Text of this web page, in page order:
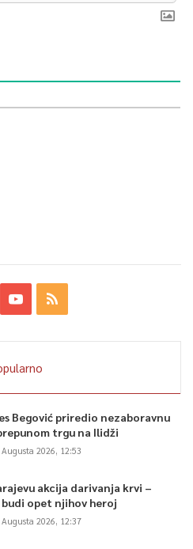
Begović priredio nezaboravnu
trgu na Ilidži
2026, 12:53
akcija darivanja krvi –
budi opet njihov heroj
2026, 12:37